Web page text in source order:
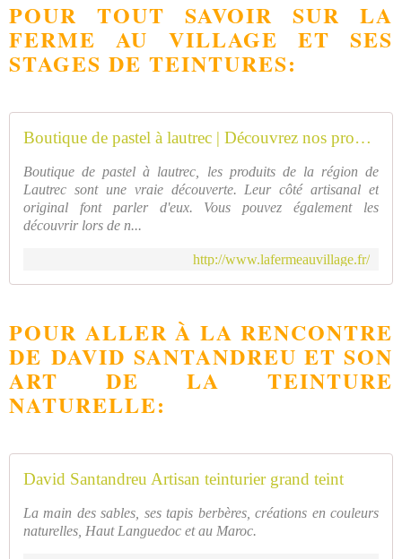
POUR TOUT SAVOIR SUR LA
FERME AU VILLAGE ET SES
STAGES DE TEINTURES:
Boutique de pastel à lautrec | Découvrez nos produits régionaux et artisanaux de Lautrec - La Ferme au Village
Boutique de pastel à lautrec, les produits de la région de
Lautrec sont une vraie découverte. Leur côté artisanal et
original font parler d'eux. Vous pouvez également les
découvrir lors de n...
http://www.lafermeauvillage.fr/
POUR ALLER À LA RENCONTRE
DE DAVID SANTANDREU ET SON
ART DE LA TEINTURE
NATURELLE:
David Santandreu Artisan teinturier grand teint
La main des sables, ses tapis berbères, créations en couleurs
naturelles, Haut Languedoc et au Maroc.